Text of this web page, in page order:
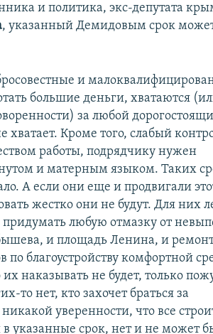
и политика, экс-депутата
, указанный Демидовым срок
и
большие деньги, хватаются
за любой
Кроме того, слабый
работы, подрядчику нужен
и матерным языком. Таких
А если они еще и продвигали
жестко они не будут. Для них
придумать любую отмазку от
и площадь Ленина, и
благоустройству комфортной
наказывать не будет, только
то нет, кто захочет браться за
уверенности, что все
указанные срок, нет и не может